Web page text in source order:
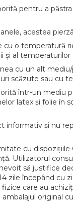
pentru a
acestea
o temperatură
și al temperaturilor
cu un alt
scăzute sau cu
într-un mediu
latex și folie în
informativ și nu
cu dispozițiile
Utilizatorul
să justifice
zile începând cu
care au
original